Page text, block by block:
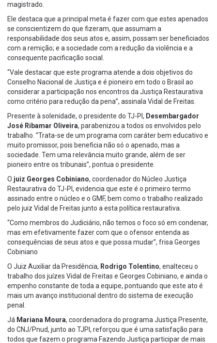
magistrado.
Ele destaca que a principal meta é fazer com que estes apenados
se conscientizem do que fizeram, que assumam a
responsabilidade dos seus atos e, assim, possam ser beneficiados
com a remição; e a sociedade com a redução da violência e a
consequente pacificação social.
“Vale destacar que este programa atende a dois objetivos do
Conselho Nacional de Justiça e é pioneiro em todo o Brasil ao
considerar a participação nos encontros da Justiça Restaurativa
como critério para redução da pena”, assinala Vidal de Freitas.
Presente à solenidade, o presidente do TJ-PI, Desembargador
José Ribamar Oliveira, parabenizou a todos os envolvidos pelo
trabalho. “Trata-se de um programa com caráter bem educativo e
muito promissor, pois beneficia não só o apenado, mas a
sociedade. Tem uma relevância muito grande, além de ser
pioneiro entre os tribunais”, pontua o presidente.
O juiz Georges Cobiniano, coordenador do Núcleo Justiça
Restaurativa do TJ-PI, evidencia que este é o primeiro termo
assinado entre o núcleo e o GMF, bem como o trabalho realizado
pelo juiz Vidal de Freitas junto a esta política restaurativa.
“Como membros do Judiciário, não temos o foco só em condenar,
mas em efetivamente fazer com que o ofensor entenda as
consequências de seus atos e que possa mudar”, frisa Georges
Cobiniano
O Juiz Auxiliar da Presidência, Rodrigo Tolentino, enalteceu o
trabalho dos juízes Vidal de Freitas e Georges Cobiniano, e ainda o
empenho constante de toda a equipe, pontuando que este ato é
mais um avanço institucional dentro do sistema de execução
penal.
Já Mariana Moura, coordenadora do programa Justiça Presente,
do CNJ/Pnud, junto ao TJPI, reforçou que é uma satisfação para
todos que fazem o programa Fazendo Justiça participar de mais